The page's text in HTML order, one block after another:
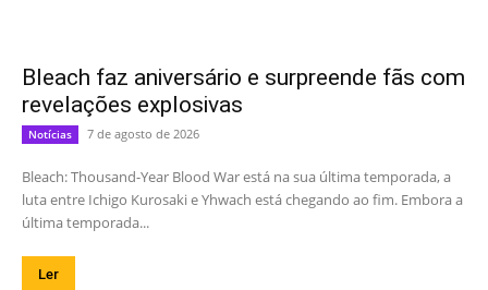
Bleach faz aniversário e surpreende fãs com
revelações explosivas
Notícias 7 de agosto de 2026
Bleach: Thousand-Year Blood War está na sua última temporada, a
luta entre Ichigo Kurosaki e Yhwach está chegando ao fim. Embora a
última temporada...
Ler